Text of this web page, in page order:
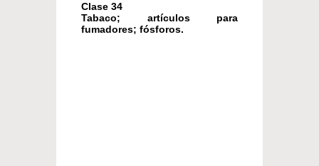
Clase 34
Tabaco; artículos para
fumadores; fósforos.